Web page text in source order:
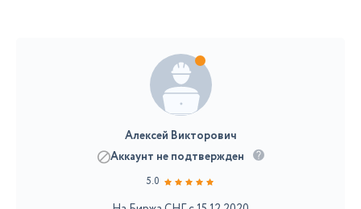
Алексей Викторович
Аккаунт не подтвержден
5.0